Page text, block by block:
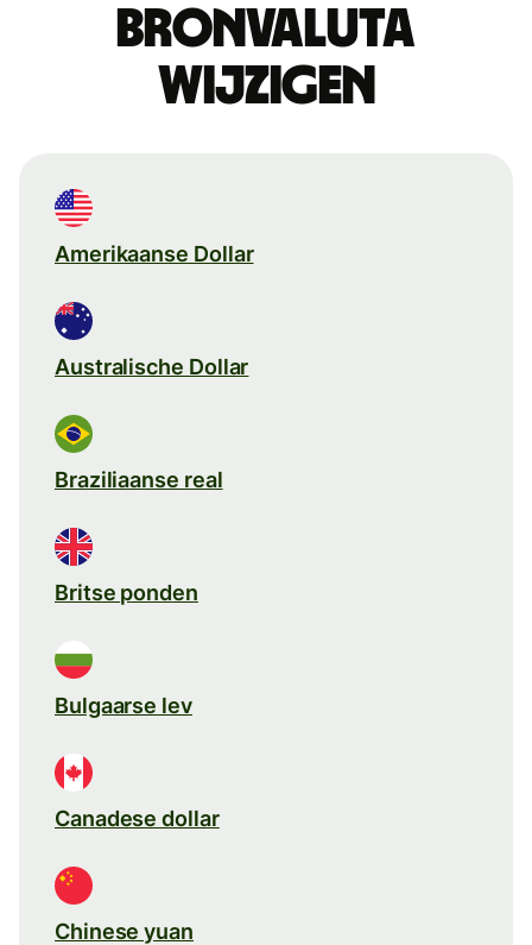
Bronvaluta
wijzigen
Amerikaanse Dollar
Australische Dollar
Braziliaanse real
Britse ponden
Bulgaarse lev
Canadese dollar
Chinese yuan